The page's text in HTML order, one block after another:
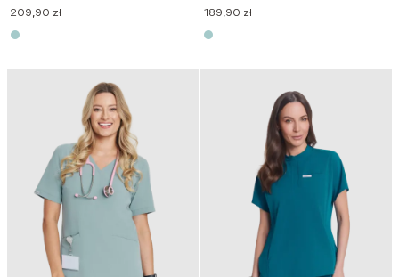
209,90 zł
189,90 zł